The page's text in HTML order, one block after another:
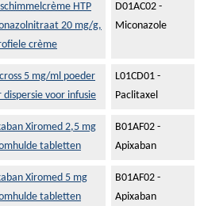
HTP
20 mg/g,
crème
D01AC02 -
Miconazole
5 mg/ml poeder
dispersie voor infusie
L01CD01 -
Paclitaxel
Xiromed 2,5 mg
tabletten
B01AF02 -
Apixaban
Xiromed 5 mg
tabletten
B01AF02 -
Apixaban